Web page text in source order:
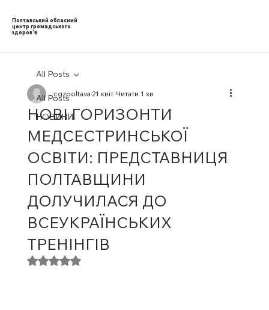
Полтавський обласний
центр громадського
здоров’я
All Posts
НОВИНИ
All Posts
НОВІ ГОРИЗОНТИ
МЕДСЕСТРИНСЬКОЇ
ОСВІТИ: ПРЕДСТАВНИЦЯ
ПОЛТАВЩИНИ
ДОЛУЧИЛАСЯ ДО
ВСЕУКРАЇНСЬКИХ
ТРЕНІНГІВ
cgzpoltava21 квіт.Читати 1 хв
Оцінка: NaN з 5 зірок.